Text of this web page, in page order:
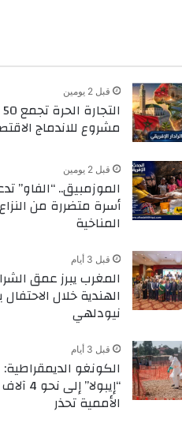
قبل 2 يومين
مشروع للاندماج
قبل 2 يومين
أسرة متضررة من
المناخية
قبل 3 أيام
المغرب يبرز عمق
الهندية خلال
نيودلهي
قبل 3 أيام
الكونغو
الأممية تحذر